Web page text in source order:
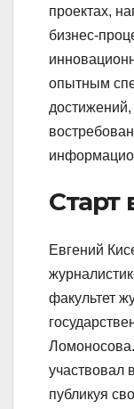
проектах,
бизнес-
опытным
достижений,
Старт
Евгений
факультет
участвовал
публикуя